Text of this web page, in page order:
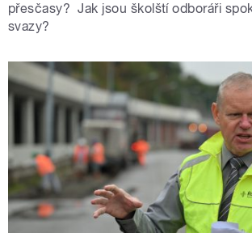
přesčasy? Jak jsou školští odboráři
svazy?